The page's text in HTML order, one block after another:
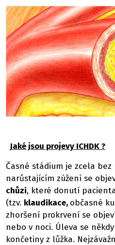
Jaké jsou projevy ICHDK ?
Časné stádium je zcela bez
narůstajícím zúžení se
chůzi, které donutí
(tzv. klaudikace, občasné
zhoršení prokrvení se
nebo v noci. Úleva se
končetiny z lůžka.